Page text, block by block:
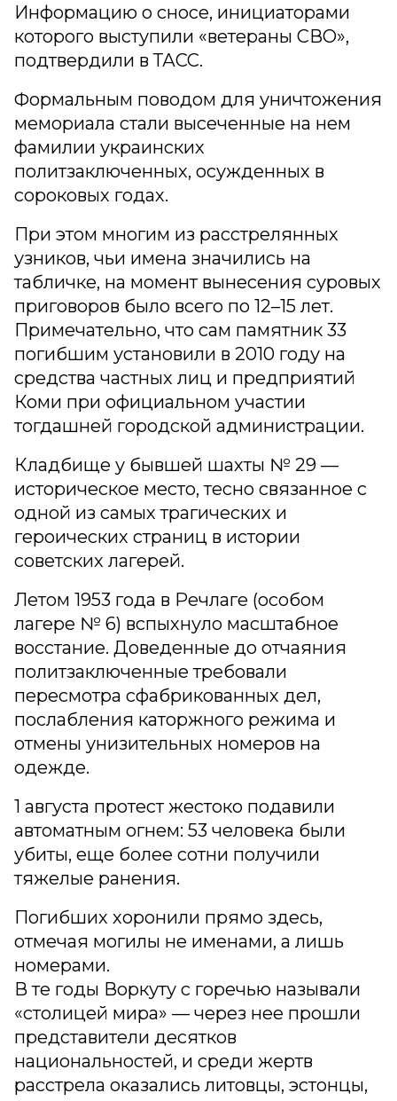
Информацию о сносе, инициаторами
которого выступили «ветераны СВО»,
подтвердили в ТАСС.
Формальным поводом для уничтожения
мемориала стали высеченные на нем
фамилии украинских
политзаключенных, осужденных в
сороковых годах.
При этом многим из расстрелянных
узников, чьи имена значились на
табличке, на момент вынесения суровых
приговоров было всего по 12–15 лет.
Примечательно, что сам памятник 33
погибшим установили в 2010 году на
средства частных лиц и предприятий
Коми при официальном участии
тогдашней городской администрации.
Кладбище у бывшей шахты № 29 —
историческое место, тесно связанное с
одной из самых трагических и
героических страниц в истории
советских лагерей.
Летом 1953 года в Речлаге (особом
лагере № 6) вспыхнуло масштабное
восстание. Доведенные до отчаяния
политзаключенные требовали
пересмотра сфабрикованных дел,
послабления каторжного режима и
отмены унизительных номеров на
одежде.
1 августа протест жестоко подавили
автоматным огнем: 53 человека были
убиты, еще более сотни получили
тяжелые ранения.
Погибших хоронили прямо здесь,
отмечая могилы не именами, а лишь
номерами.
В те годы Воркуту с горечью называли
«столицей мира» — через нее прошли
представители десятков
национальностей, и среди жертв
расстрела оказались литовцы, эстонцы,